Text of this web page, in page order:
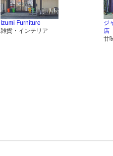
Izumi Furniture
雑貨・インテリア
ジ
店
甘